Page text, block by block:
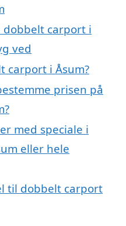
dobbelt carport i
ved
carport i Åsum?
prisen på
med speciale i
eller hele
til dobbelt carport